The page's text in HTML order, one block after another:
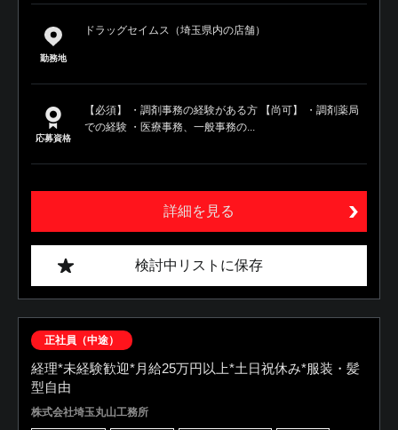
勤務地
ドラッグセイムス（埼玉県内の店舗）
応募資格
【必須】 ・調剤事務の経験がある方 【尚可】 ・調剤薬局
での経験 ・医療事務、一般事務の...
詳細を見る
検討中リストに保存
正社員（中途）
経理*未経験歓迎*月給25万円以上*土日祝休み*服装・髪
型自由
株式会社埼玉丸山工務所